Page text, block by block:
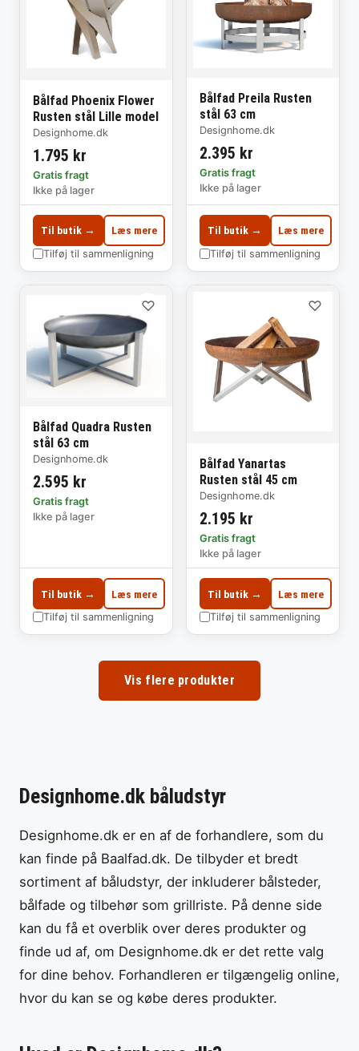
Bålfad Phoenix Flower
Rusten stål Lille model
Designhome.dk
1.795 kr
Gratis fragt
Ikke på lager
Til butik → Læs mere
Tilføj til sammenligning
Bålfad Preila Rusten
stål 63 cm
Designhome.dk
2.395 kr
Gratis fragt
Ikke på lager
Til butik → Læs mere
Tilføj til sammenligning
♡
Bålfad Quadra Rusten
stål 63 cm
Designhome.dk
2.595 kr
Gratis fragt
Ikke på lager
Til butik → Læs mere
Tilføj til sammenligning
♡
Bålfad Yanartas
Rusten stål 45 cm
Designhome.dk
2.195 kr
Gratis fragt
Ikke på lager
Til butik → Læs mere
Tilføj til sammenligning
Vis flere produkter
Designhome.dk båludstyr
Designhome.dk er en af de forhandlere, som du
kan finde på Baalfad.dk. De tilbyder et bredt
sortiment af båludstyr, der inkluderer bålsteder,
bålfade og tilbehør som grillriste. På denne side
kan du få et overblik over deres produkter og
finde ud af, om Designhome.dk er det rette valg
for dine behov. Forhandleren er tilgængelig online,
hvor du kan se og købe deres produkter.